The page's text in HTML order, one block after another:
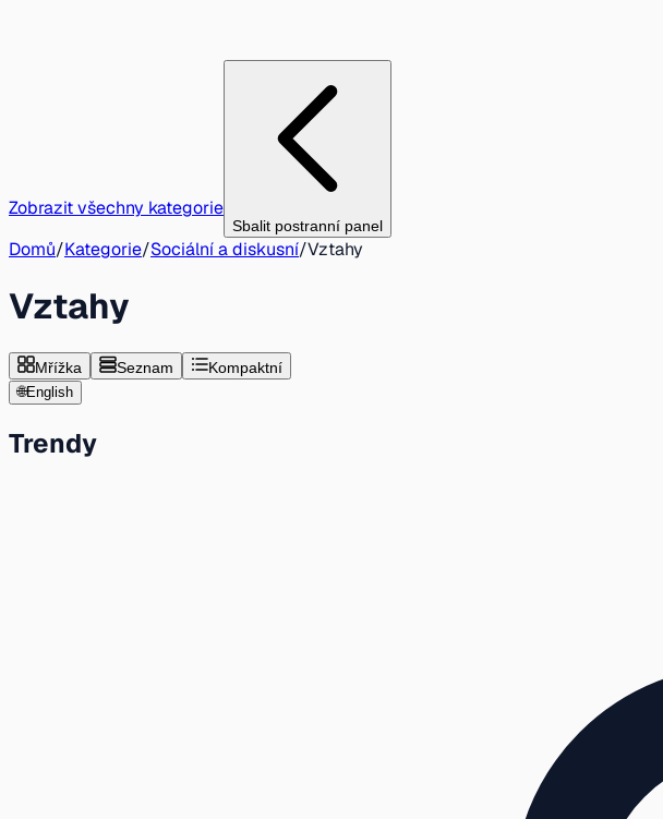
Zobrazit všechny kategorie
Sbalit postranní panel
Domů/Kategorie/Sociální a diskusní/Vztahy
Vztahy
Mřížka Seznam Kompaktní
🌐English
Trendy